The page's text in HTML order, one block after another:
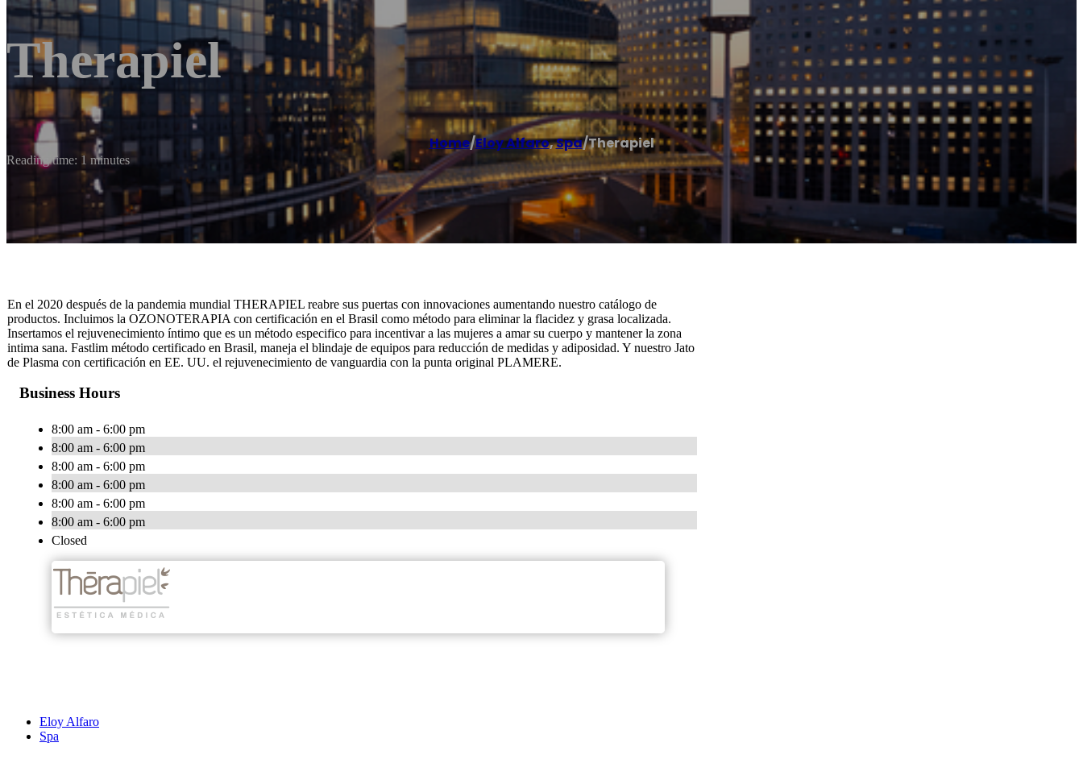
Therapiel
Home/Eloy Alfaro,Spa/Therapiel
Reading time: 1 minutes
En el 2020 después de la pandemia mundial THERAPIEL reabre sus puertas con innovaciones aumentando nuestro catálogo de
productos. Incluimos la OZONOTERAPIA con certificación en el Brasil como método para eliminar la flacidez y grasa localizada.
Insertamos el rejuvenecimiento íntimo que es un método especifico para incentivar a las mujeres a amar su cuerpo y mantener la zona
intima sana. Fastlim método certificado en Brasil, maneja el blindaje de equipos para reducción de medidas y adiposidad. Y nuestro Jato
de Plasma con certificación en EE. UU. el rejuvenecimiento de vanguardia con la punta original PLAMERE.
Business Hours
8:00 am - 6:00 pm
8:00 am - 6:00 pm
8:00 am - 6:00 pm
8:00 am - 6:00 pm
8:00 am - 6:00 pm
8:00 am - 6:00 pm
Closed
Eloy Alfaro
Spa